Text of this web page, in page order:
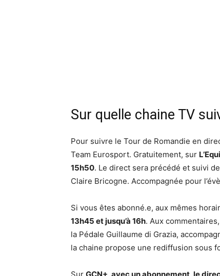
Sur quelle chaine TV
Pour suivre le Tour de Romandie en
Team Eurosport. Gratuitement, sur
15h50. Le direct sera précédé et suivi
Claire Bricogne. Accompagnée pour
Si vous êtes abonné.e, aux mêmes
13h45 et jusqu’à 16h. Aux
la Pédale Guillaume di Grazia,
la chaine propose une rediffusion sous
Sur GCN+, avec un abonnement, le